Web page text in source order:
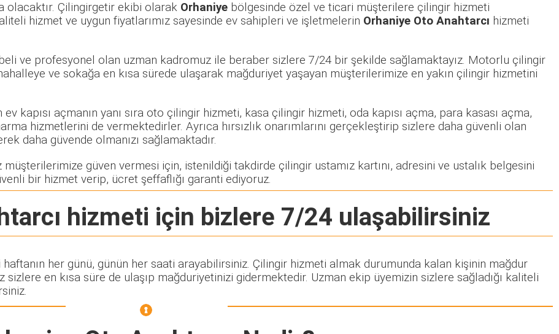
olacaktır. Çilingirgetir ekibi olarak Orhaniye bölgesinde özel ve ticari müşterilere çilingir hizmeti
hizmet ve uygun fiyatlarımız sayesinde ev sahipleri ve işletmelerin Orhaniye Oto Anahtarcı hizmeti
ve profesyonel olan uzman kadromuz ile beraber sizlere 7/24 bir şekilde sağlamaktayız. Motorlu çilingir
ve sokağa en kısa sürede ulaşarak mağduriyet yaşayan müşterilerimize en yakın çilingir hizmetini
kapısı açmanın yanı sıra oto çilingir hizmeti, kasa çilingir hizmeti, oda kapısı açma, para kasası açma,
hizmetlerini de vermektedirler. Ayrıca hırsızlık onarımlarını gerçekleştirip sizlere daha güvenli olan
daha güvende olmanızı sağlamaktadır.
güven vermesi için, istenildiği takdirde çilingir ustamız kartını, adresini ve ustalık belgesini
bir hizmet verip, ücret şeffaflığı garanti ediyoruz.
hizmeti için bizlere 7/24 ulaşabilirsiniz
her günü, günün her saati arayabilirsiniz. Çilingir hizmeti almak durumunda kalan kişinin mağdur
en kısa süre de ulaşıp mağduriyetinizi gidermektedir. Uzman ekip üyemizin sizlere sağladığı kaliteli